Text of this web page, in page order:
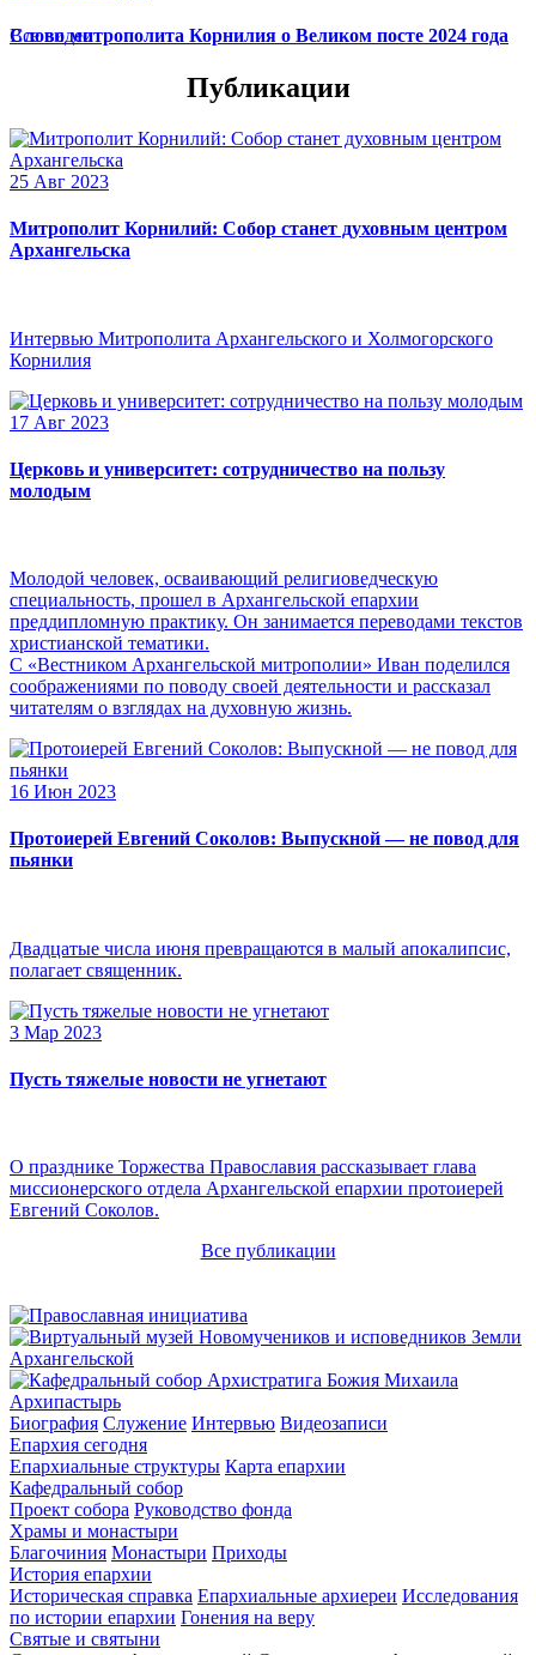
Слово митрополита Корнилия о Великом посте 2024 года
Все видео
Публикации
25 Авг 2023
Митрополит Корнилий: Собор станет духовным центром
Архангельска
Интервью Митрополита Архангельского и Холмогорского
Корнилия
17 Авг 2023
Церковь и университет: сотрудничество на пользу
молодым
Молодой человек, осваивающий религиоведческую
специальность, прошел в Архангельской епархии
преддипломную практику. Он занимается переводами текстов
христианской тематики.
С «Вестником Архангельской митрополии» Иван поделился
соображениями по поводу своей деятельности и рассказал
читателям о взглядах на духовную жизнь.
16 Июн 2023
Протоиерей Евгений Соколов: Выпускной — не повод для
пьянки
Двадцатые числа июня превращаются в малый апокалипсис,
полагает священник.
3 Мар 2023
Пусть тяжелые новости не угнетают
О празднике Торжества Православия рассказывает глава
миссионерского отдела Архангельской епархии протоиерей
Евгений Соколов.
Все публикации
Архипастырь
Биография Служение Интервью Видеозаписи
Епархия сегодня
Епархиальные структуры Карта епархии
Кафедральный собор
Проект собора Руководство фонда
Храмы и монастыри
Благочиния Монастыри Приходы
История епархии
Историческая справка Епархиальные архиереи Исследования
по истории епархии Гонения на веру
Святые и святыни